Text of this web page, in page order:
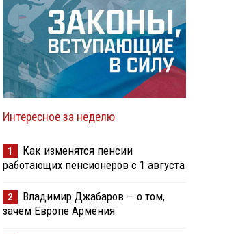
Интересное за неделю
1
Как изменятся пенсии
работающих пенсионеров с 1 августа
2
Владимир Джабаров — о том,
зачем Европе Армения